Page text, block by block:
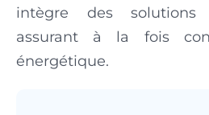
intègre des solutions
assurant à la fois
énergétique.